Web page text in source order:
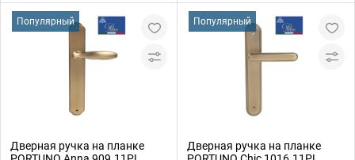
Популярный
Дверная ручка на планке
Популярный
Дверная ручка на планке